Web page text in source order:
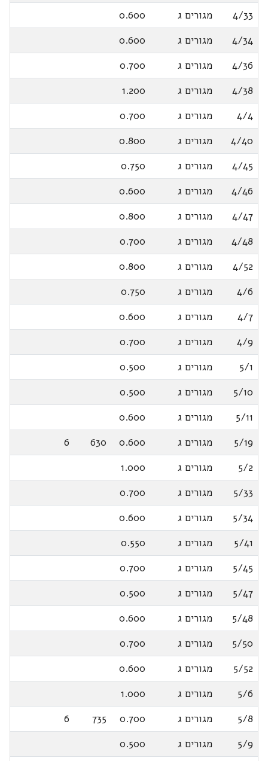
4/33
מגורים ג
0.600
4/34
מגורים ג
0.600
4/36
מגורים ג
0.700
4/38
מגורים ג
1.200
4/4
מגורים ג
0.700
4/40
מגורים ג
0.800
4/45
מגורים ג
0.750
4/46
מגורים ג
0.600
4/47
מגורים ג
0.800
4/48
מגורים ג
0.700
4/52
מגורים ג
0.800
4/6
מגורים ג
0.750
4/7
מגורים ג
0.600
4/9
מגורים ג
0.700
5/1
מגורים ג
0.500
5/10
מגורים ג
0.500
5/11
מגורים ג
0.600
5/19
מגורים ג 0.600
630
6
5/2
מגורים ג
1.000
5/33
מגורים ג
0.700
5/34
מגורים ג
0.600
5/41
מגורים ג
0.550
5/45
מגורים ג
0.700
5/47
מגורים ג
0.500
5/48
מגורים ג
0.600
5/50
מגורים ג
0.700
5/52
מגורים ג
0.600
5/6
מגורים ג
1.000
5/8
מגורים ג 0.700
735
6
5/9
מגורים ג 0.500